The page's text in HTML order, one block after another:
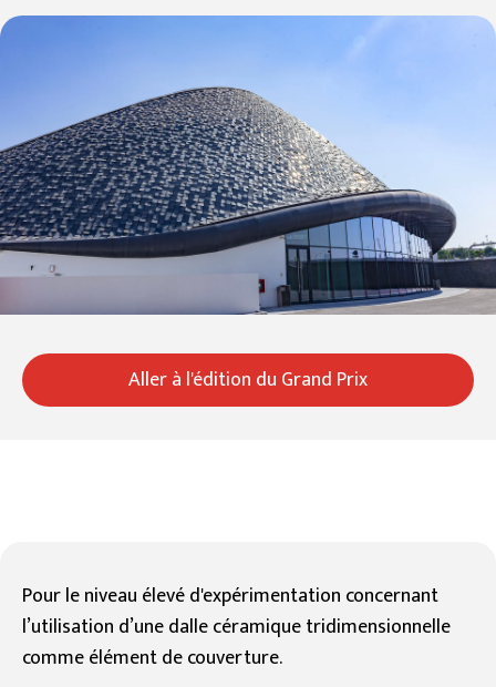
Aller à l'édition du Grand Prix
Pour le niveau élevé d'expérimentation concernant
l’utilisation d’une dalle céramique tridimensionnelle
comme élément de couverture.